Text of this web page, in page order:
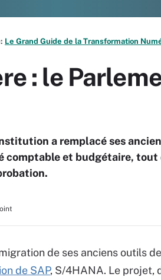
Le Grand Guide de la Transformation
: le
a remplacé ses
comptable et budgétaire,
de ses anciens outils
de SAP, S/4HANA. Le projet,